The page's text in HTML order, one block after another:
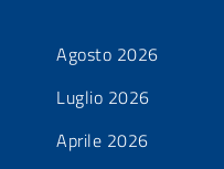
Agosto 2026
Luglio 2026
Aprile 2026